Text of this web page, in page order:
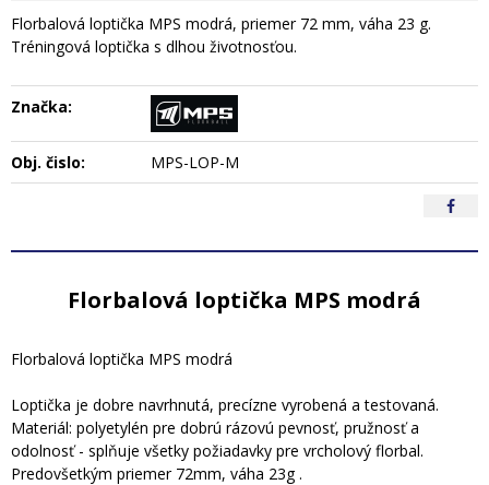
Florbalová loptička MPS modrá, priemer 72 mm, váha 23 g.
Tréningová loptička s dlhou životnosťou.
Značka:
Obj. čislo: MPS-LOP-M
Florbalová loptička MPS modrá
Florbalová loptička MPS modrá
Loptička je dobre navrhnutá, precízne vyrobená a testovaná.
Materiál: polyetylén pre dobrú rázovú pevnosť, pružnosť a
odolnosť - splňuje všetky požiadavky pre vrcholový florbal.
Predovšetkým priemer 72mm, váha 23g .